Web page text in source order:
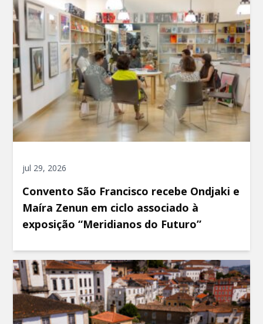
jul 29, 2026
Convento São Francisco recebe Ondjaki e
Maíra Zenun em ciclo associado à
exposição “Meridianos do Futuro”